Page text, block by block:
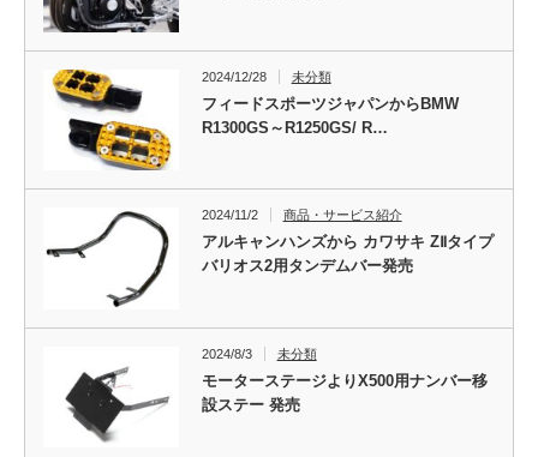
2024/12/28 未分類
フィードスポーツジャパンからBMW
R1300GS～R1250GS/ R…
2024/11/2 商品・サービス紹介
アルキャンハンズから カワサキ ZⅡタイプ
バリオス2用タンデムバー発売
2024/8/3 未分類
モーターステージよりX500用ナンバー移
設ステー 発売